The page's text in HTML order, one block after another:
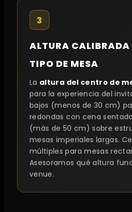
3
ALTURA CALIBRADA
TIPO DE MESA
La altura del centro de
para la experiencia del
bajos (menos de 30 cm)
redondas con cena
(más de 50 cm) sobre
mesas imperiales largas.
múltiples para mesas
Asesoramos qué altura
venue.